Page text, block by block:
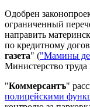
Одобрен
ограниченный
направить
по кредитному
газета" ("Мамины
Министерство
"Коммерсантъ"
полицейскими